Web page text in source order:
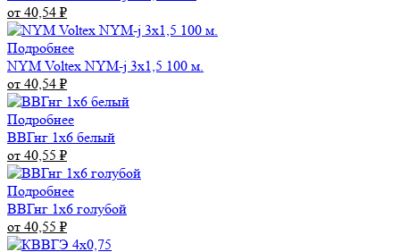
от 40,54 ₽
Подробнее
NYM Voltex NYM-j 3х1,5 100 м.
от 40,54 ₽
Подробнее
ВВГнг 1х6 белый
от 40,55 ₽
Подробнее
ВВГнг 1х6 голубой
от 40,55 ₽